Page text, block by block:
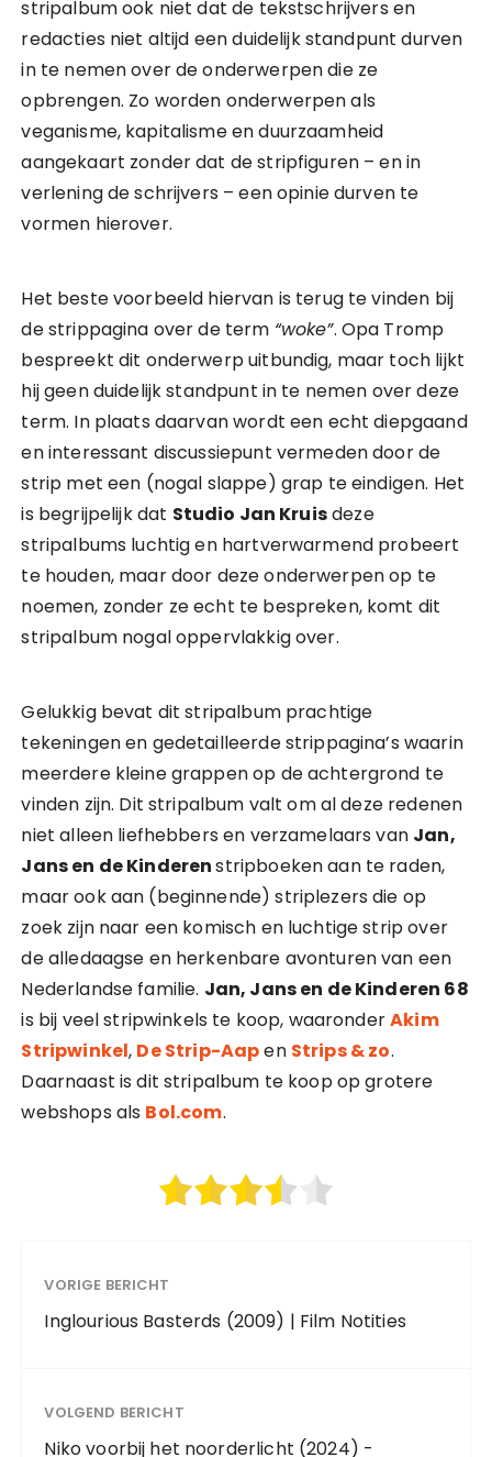
stripalbum ook niet dat de tekstschrijvers en
redacties niet altijd een duidelijk standpunt durven
in te nemen over de onderwerpen die ze
opbrengen. Zo worden onderwerpen als
veganisme, kapitalisme en duurzaamheid
aangekaart zonder dat de stripfiguren – en in
verlening de schrijvers – een opinie durven te
vormen hierover.
Het beste voorbeeld hiervan is terug te vinden bij
de strippagina over de term “woke”. Opa Tromp
bespreekt dit onderwerp uitbundig, maar toch lijkt
hij geen duidelijk standpunt in te nemen over deze
term. In plaats daarvan wordt een echt diepgaand
en interessant discussiepunt vermeden door de
strip met een (nogal slappe) grap te eindigen. Het
is begrijpelijk dat Studio Jan Kruisdeze
stripalbums luchtig en hartverwarmend probeert
te houden, maar door deze onderwerpen op te
noemen, zonder ze echt te bespreken, komt dit
stripalbum nogal oppervlakkig over.
Gelukkig bevat dit stripalbum prachtige
tekeningen en gedetailleerde strippagina’s waarin
meerdere kleine grappen op de achtergrond te
vinden zijn. Dit stripalbum valt om al deze redenen
niet alleen liefhebbers en verzamelaars van Jan,
Jans en de Kinderenstripboeken aan te raden,
maar ook aan (beginnende) striplezers die op
zoek zijn naar een komisch en luchtige strip over
de alledaagse en herkenbare avonturen van een
Nederlandse familie. Jan, Jans en de Kinderen 68
is bij veel stripwinkels te koop, waaronderAkim
Stripwinkel, De Strip-Aapen Strips & zo.
Daarnaast is dit stripalbum te koop op grotere
webshops als Bol.com.
VORIGE BERICHT
Inglourious Basterds (2009) | Film Notities
VOLGEND BERICHT
Niko voorbij het noorderlicht (2024) -